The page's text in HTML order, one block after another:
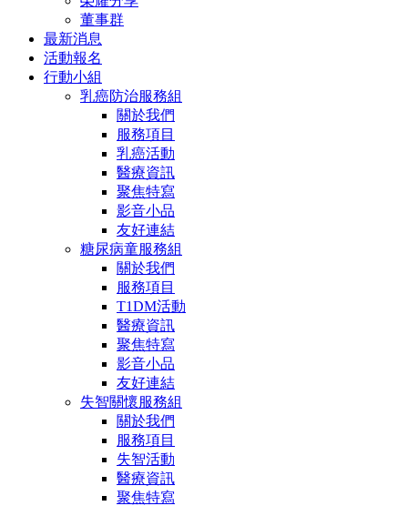
董事群
最新消息
活動報名
行動小組
乳癌防治服務組
關於我們
服務項目
乳癌活動
醫療資訊
聚焦特寫
影音小品
友好連結
糖尿病童服務組
關於我們
服務項目
T1DM活動
醫療資訊
聚焦特寫
影音小品
友好連結
失智關懷服務組
關於我們
服務項目
失智活動
醫療資訊
聚焦特寫